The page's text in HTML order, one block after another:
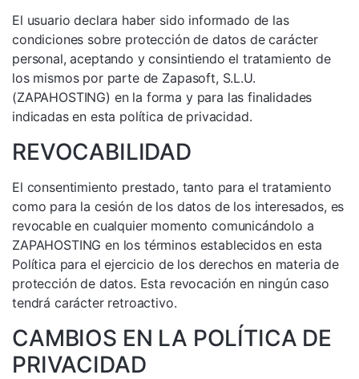
El usuario declara haber sido informado de las
condiciones sobre protección de datos de carácter
personal, aceptando y consintiendo el tratamiento de
los mismos por parte de Zapasoft, S.L.U.
(ZAPAHOSTING) en la forma y para las finalidades
indicadas en esta política de privacidad.
REVOCABILIDAD
El consentimiento prestado, tanto para el tratamiento
como para la cesión de los datos de los interesados, es
revocable en cualquier momento comunicándolo a
ZAPAHOSTING en los términos establecidos en esta
Política para el ejercicio de los derechos en materia de
protección de datos. Esta revocación en ningún caso
tendrá carácter retroactivo.
CAMBIOS EN LA POLÍTICA DE
PRIVACIDAD